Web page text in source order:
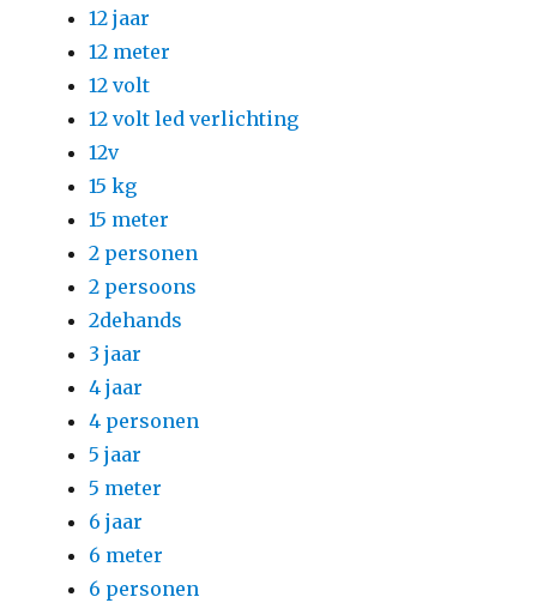
12 jaar
12 meter
12 volt
12 volt led verlichting
12v
15 kg
15 meter
2 personen
2 persoons
2dehands
3 jaar
4 jaar
4 personen
5 jaar
5 meter
6 jaar
6 meter
6 personen